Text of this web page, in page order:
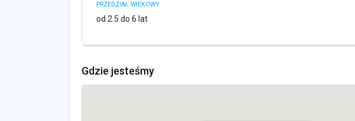
PRZEDZIAŁ WIEKOWY
od 2.5 do 6 lat
Gdzie jesteśmy